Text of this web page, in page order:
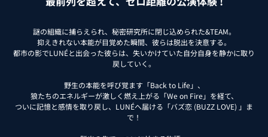
謎の組織に捕らえられ、秘密研究所に閉じ込められた&TEAM。
抑えきれない本能が目覚めた瞬間、彼らは脱出を決意する。
都市の影でLUNÉと出会った彼らは、失いかけていた自分自身を静かに取り
戻していく。
野生の本能を呼び覚ます「Back to Life」、
狼たちのエネルギーが激しく燃え上がる「We on Fire」を経て、
ついに記憶と感情を取り戻し、LUNÉへ届ける「バズ恋 (BUZZ LOVE) 」ま
で！